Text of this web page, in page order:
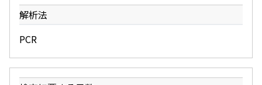
解析法
PCR